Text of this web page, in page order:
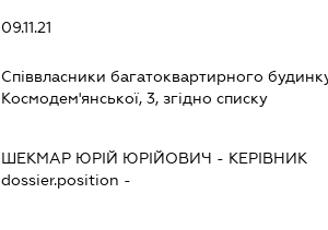
09.11.21
Співвласники багатоквартирного
Космодем'янської, 3, згідно списку
ШЕКМАР ЮРІЙ ЮРІЙОВИЧ - КЕРІВНИК
dossier.position -